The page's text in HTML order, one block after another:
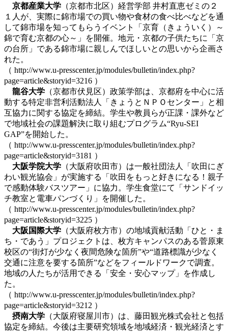
京都産業大学 （京都市北区）経営学部 井村直恵ゼミの２
１人が、実際に錦市場での買い物や食材の食べ比べなどを通
して錦市場を知ってもらうイベント「京育（きょういく）～
錦で育む京都の心～」を開催。地元・京都の子供たちに「京
の台所」である錦市場に親しんでほしいとの思いから企画さ
れた。
（ http://www.u-presscenter.jp/modules/bulletin/index.php?
page=article&storyid=3216 ）
龍谷大学 （京都市伏見区）政策学部は、京都府を中心に活
動する特定非営利活動法人「きょうとＮＰＯセンター」と相
互協力に関する協定を締結。学生や教員らが正課・課外など
で地域社会の課題解決に取り組むプログラム“Ryu-SEI
GAP”を開始した。
（ http://www.u-presscenter.jp/modules/bulletin/index.php?
page=article&storyid=3181 ）
大阪学院大学 （大阪府吹田市）は一般社団法人「吹田にぎ
わい観光協会」が実施する「吹田をもっと好きになる！親子
で感動体験バスツアー」に協力。学生食堂にて「サンドイッ
チ教室と電車パンづくり」を開催した。
（ http://www.u-presscenter.jp/modules/bulletin/index.php?
page=article&storyid=3225 ）
大阪国際大学 （大阪府枚方市）の地域貢献活動「ひと・ま
ち・であう」プロジェクトは、枚方キャンパスのある菅原東
校区の“街灯が少なく夜間危険な箇所”や“道路標識が少なく
交通に注意を要する箇所”などをフィールドワークで調査。
地域の人たちが活用できる「安全・安心マップ」を作成し
た。
（ http://www.u-presscenter.jp/modules/bulletin/index.php?
page=article&storyid=3212 ）
摂南大学 （大阪府寝屋川市）は、藤田観光株式会社と包括
協定を締結。今後は主要研究領域を地域経済・観光経済とす